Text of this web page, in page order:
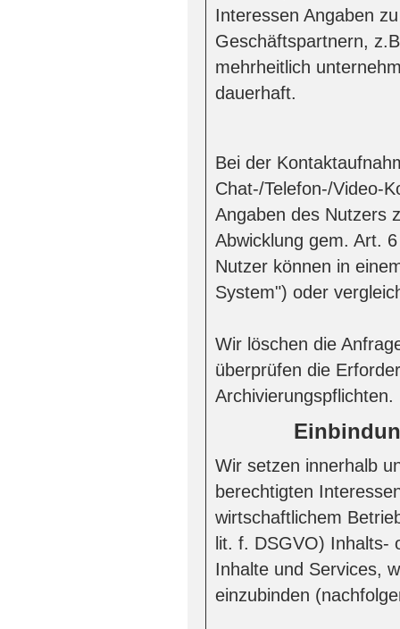
Interessen Angaben
Geschäftspartnern,
mehrheitlich
dauerhaft.
Bei der
Chat-/Telefon-/Video-
Angaben des Nutzers
Abwicklung gem. Art.
Nutzer können in
System") oder
Wir löschen die
überprüfen die
Archivierungspflichten.
Wir setzen innerhalb
berechtigten
wirtschaftlichem
lit. f. DSGVO) Inhalts-
Inhalte und Services,
einzubinden